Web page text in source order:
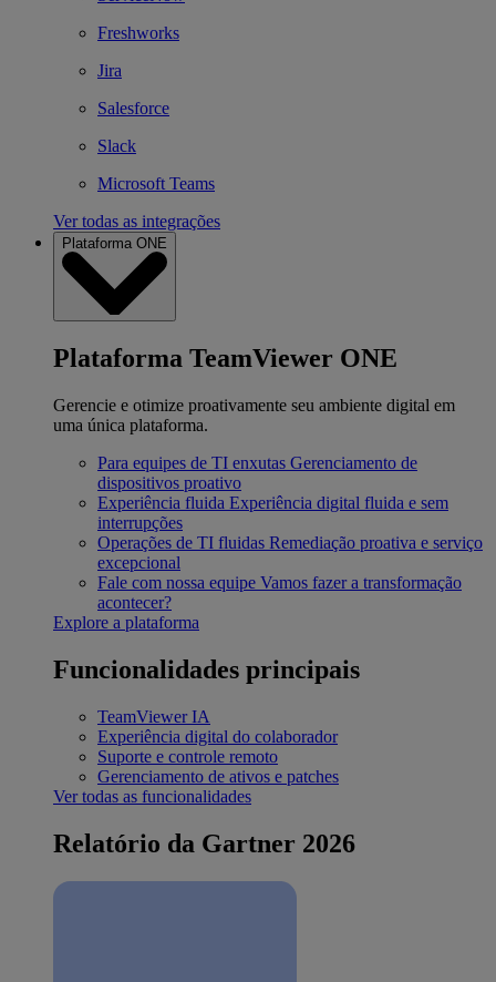
Freshworks
Jira
Salesforce
Slack
Microsoft Teams
Ver todas as integrações
Plataforma ONE
Plataforma TeamViewer ONE
Gerencie e otimize proativamente seu ambiente digital em
uma única plataforma.
Para equipes de TI enxutas Gerenciamento de
dispositivos proativo
Experiência fluida Experiência digital fluida e sem
interrupções
Operações de TI fluidas Remediação proativa e serviço
excepcional
Fale com nossa equipe Vamos fazer a transformação
acontecer?
Explore a plataforma
Funcionalidades principais
TeamViewer IA
Experiência digital do colaborador
Suporte e controle remoto
Gerenciamento de ativos e patches
Ver todas as funcionalidades
Relatório da Gartner 2026